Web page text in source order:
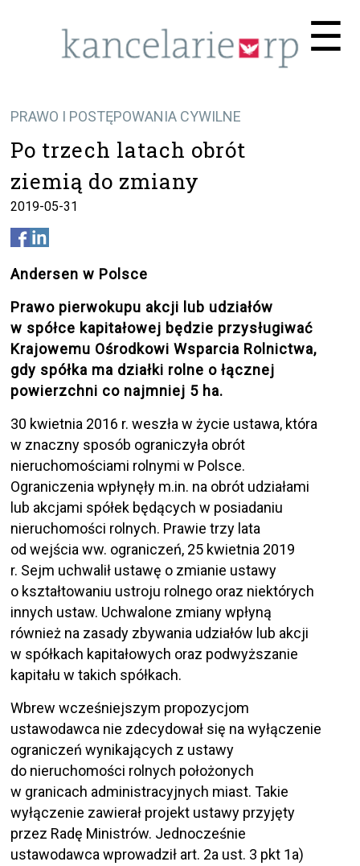
☰
PRAWO I POSTĘPOWANIA CYWILNE
Po trzech latach obrót
ziemią do zmiany
2019-05-31
Andersen w Polsce
Prawo pierwokupu akcji lub udziałów
w spółce kapitałowej będzie przysługiwać
Krajowemu Ośrodkowi Wsparcia Rolnictwa,
gdy spółka ma działki rolne o łącznej
powierzchni co najmniej 5 ha.
30 kwietnia 2016 r. weszła w życie ustawa, która
w znaczny sposób ograniczyła obrót
nieruchomościami rolnymi w Polsce.
Ograniczenia wpłynęły m.in. na obrót udziałami
lub akcjami spółek będących w posiadaniu
nieruchomości rolnych. Prawie trzy lata
od wejścia ww. ograniczeń, 25 kwietnia 2019
r. Sejm uchwalił ustawę o zmianie ustawy
o kształtowaniu ustroju rolnego oraz niektórych
innych ustaw. Uchwalone zmiany wpłyną
również na zasady zbywania udziałów lub akcji
w spółkach kapitałowych oraz podwyższanie
kapitału w takich spółkach.
Wbrew wcześniejszym propozycjom
ustawodawca nie zdecydował się na wyłączenie
ograniczeń wynikających z ustawy
do nieruchomości rolnych położonych
w granicach administracyjnych miast. Takie
wyłączenie zawierał projekt ustawy przyjęty
przez Radę Ministrów. Jednocześnie
ustawodawca wprowadził art. 2a ust. 3 pkt 1a)